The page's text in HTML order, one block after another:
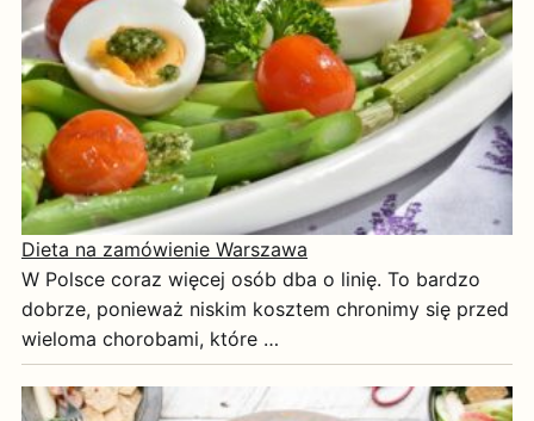
Dieta na zamówienie Warszawa
W Polsce coraz więcej osób dba o linię. To bardzo
dobrze, ponieważ niskim kosztem chronimy się przed
wieloma chorobami, które …